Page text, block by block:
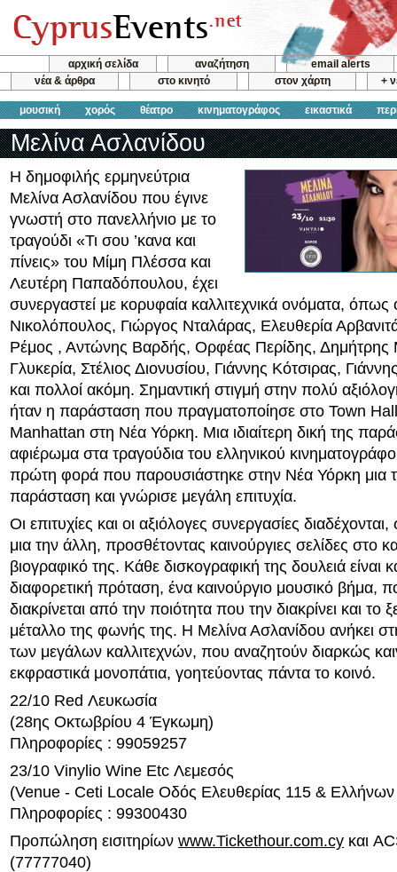
αρχική σελίδα αναζήτηση
email alerts
νέα & άρθρα
στο κινητό στον χάρτη +
μουσική χορός θέατρο κινηματογράφος εικαστικά
Μελίνα Ασλανίδου
Η δημοφιλής ερμηνεύτρια
Μελίνα Ασλανίδου που έγινε
γνωστή στο πανελλήνιο με το
τραγούδι «Τι σου ’κανα και
πίνεις» του Μίμη Πλέσσα και
Λευτέρη Παπαδόπουλου, έχει
συνεργαστεί με κορυφαία καλλιτεχνικά ονόματα, όπως
Νικολόπουλος, Γιώργος Νταλάρας, Ελευθερία
Ρέμος , Αντώνης Βαρδής, Ορφέας Περίδης, Δημήτρης
Γλυκερία, Στέλιος Διονυσίου, Γιάννης Κότσιρας,
και πολλοί ακόμη. Σημαντική στιγμή στην πολύ
ήταν η παράσταση που πραγματοποίησε στο Town
Manhattan στη Νέα Υόρκη. Μια ιδιαίτερη δική της
αφιέρωμα στα τραγούδια του ελληνικού
πρώτη φορά που παρουσιάστηκε στην Νέα Υόρκη μια
παράσταση και γνώρισε μεγάλη επιτυχία.
Οι επιτυχίες και οι αξιόλογες συνεργασίες
μια την άλλη, προσθέτοντας καινούργιες σελίδες στο
βιογραφικό της. Κάθε δισκογραφική της δουλειά είναι
διαφορετική πρόταση, ένα καινούργιο μουσικό βήμα,
διακρίνεται από την ποιότητα που την διακρίνει και το
μέταλλο της φωνής της. Η Μελίνα Ασλανίδου ανήκει
των μεγάλων καλλιτεχνών, που αναζητούν διαρκώς
εκφραστικά μονοπάτια, γοητεύοντας πάντα το κοινό.
22/10 Red Λευκωσία
(28ης Οκτωβρίου 4 Έγκωμη)
Πληροφορίες : 99059257
23/10 Vinylio Wine Etc Λεμεσός
(Venue - Ceti Locale Οδός Ελευθερίας 115 &
Πληροφορίες : 99300430
Προπώληση εισιτηρίων www.Tickethour.com.cy και
(77777040)